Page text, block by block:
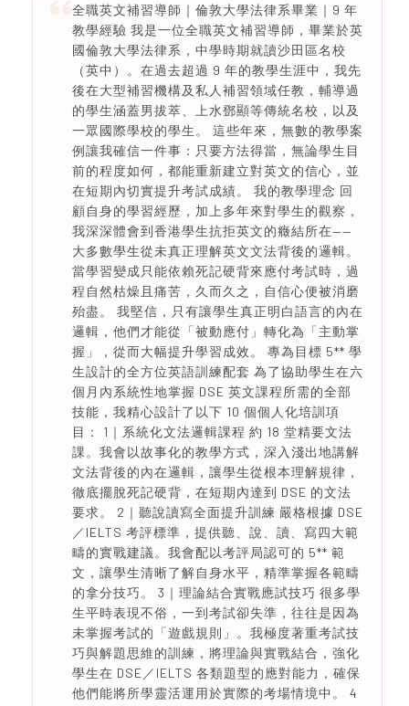
全職英文補習導師｜倫敦大學法律系畢業｜9 年
教學經驗 我是一位全職英文補習導師，畢業於英
國倫敦大學法律系，中學時期就讀沙田區名校
（英中）。在過去超過 9 年的教學生涯中，我先
後在大型補習機構及私人補習領域任教，輔導過
的學生涵蓋男拔萃、上水鄧顯等傳統名校，以及
一眾國際學校的學生。 這些年來，無數的教學案
例讓我確信一件事：只要方法得當，無論學生目
前的程度如何，都能重新建立對英文的信心，並
在短期內切實提升考試成績。 我的教學理念 回
顧自身的學習經歷，加上多年來對學生的觀察，
我深深體會到香港學生抗拒英文的癥結所在——
大多數學生從未真正理解英文文法背後的邏輯。
當學習變成只能依賴死記硬背來應付考試時，過
程自然枯燥且痛苦，久而久之，自信心便被消磨
殆盡。 我堅信，只有讓學生真正明白語言的內在
邏輯，他們才能從「被動應付」轉化為「主動掌
握」，從而大幅提升學習成效。 專為目標 5** 學
生設計的全方位英語訓練配套 為了協助學生在六
個月內系統性地掌握 DSE 英文課程所需的全部
技能，我精心設計了以下 10 個個人化培訓項
目： 1｜系統化文法邏輯課程 約 18 堂精要文法
課。我會以故事化的教學方式，深入淺出地講解
文法背後的內在邏輯，讓學生從根本理解規律，
徹底擺脫死記硬背，在短期內達到 DSE 的文法
要求。 2｜聽說讀寫全面提升訓練 嚴格根據 DSE
／IELTS 考評標準，提供聽、說、讀、寫四大範
疇的實戰建議。我會配以考評局認可的 5** 範
文，讓學生清晰了解自身水平，精準掌握各範疇
的拿分技巧。 3｜理論結合實戰應試技巧 很多學
生平時表現不俗，一到考試卻失準，往往是因為
未掌握考試的「遊戲規則」。我極度著重考試技
巧與解題思維的訓練，將理論與實戰結合，強化
學生在 DSE／IELTS 各類題型的應對能力，確保
他們能將所學靈活運用於實際的考場情境中。 4